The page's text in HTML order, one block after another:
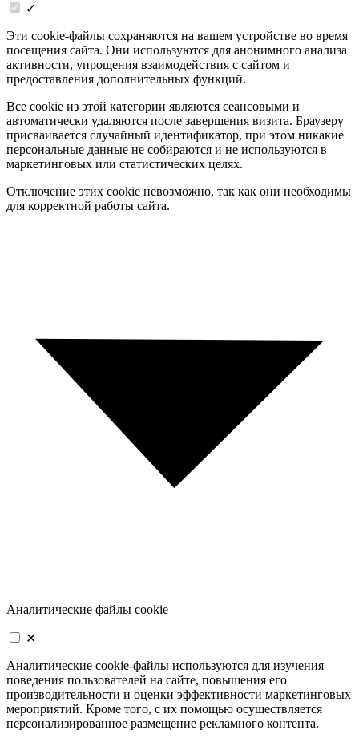
✓
Эти cookie-файлы сохраняются на вашем устройстве во время
посещения сайта. Они используются для анонимного анализа
активности, упрощения взаимодействия с сайтом и
предоставления дополнительных функций.
Все cookie из этой категории являются сеансовыми и
автоматически удаляются после завершения визита. Браузеру
присваивается случайный идентификатор, при этом никакие
персональные данные не собираются и не используются в
маркетинговых или статистических целях.
Отключение этих cookie невозможно, так как они необходимы
для корректной работы сайта.
Аналитические файлы cookie
✕
Аналитические cookie-файлы используются для изучения
поведения пользователей на сайте, повышения его
производительности и оценки эффективности маркетинговых
мероприятий. Кроме того, с их помощью осуществляется
персонализированное размещение рекламного контента.